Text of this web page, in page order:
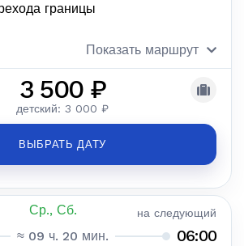
границы
Показать маршрут
3 500 ₽
детский: 3 000 ₽
ВЫБРАТЬ ДАТУ
Ср., Сб. на следующий
≈ 09 ч. 20 мин. 06:00